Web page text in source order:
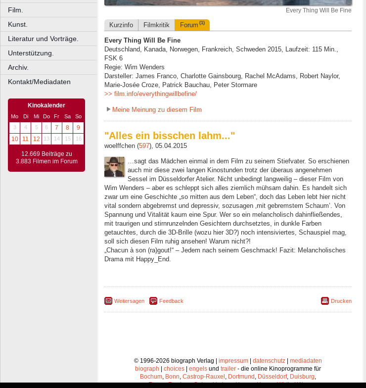
Film.
Kunst.
Literatur und Vorträge.
Unterstützung.
Archiv.
Kontakt/Mediadaten
Kinokalender
Mo Di Mi Do Fr Sa
So
3
4 5 6 7 8
9
10
11 12 13 14 15 16
12.669 Beiträge zu
3.883 Filmen im Forum
Every Thing Will Be Fine
Kurzinfo Filmkritik Forum (1)
Every Thing Will Be Fine
Deutschland, Kanada, Norwegen, Frankreich, Schweden 2015, Laufzeit: 115 Min.,
FSK 6
Regie: Wim Wenders
Darsteller: James Franco, Charlotte Gainsbourg, Rachel McAdams, Robert Naylor,
Marie-Josée Croze, Patrick Bauchau, Peter Stormare
>> film.info/everythingwillbefine/
Meine Meinung zu diesem Film
"Alles ein bisschen lahm..."
woelffchen (597), 05.04.2015
…sagt das Mädchen einmal in dem Film zu seinem Stiefvater. So erschienen
auch mir diese zwei langen Kinostunden trotz der überaus angenehmen
Sessel im Düsseldorfer Atelier. Nicht unbedingt langweilig – dieser Film von
Wim Wenders – aber es schleppt sich alles ziemlich mühsam dahin. Es handelt sich
zwar um eine Geschichte „so mitten aus dem Leben“, doch das Leben lebt hier nicht
vital sondern abgebremst und depressiv, sozusagen ‚mit gebremstem Schaum’. Von
Spannung und Vitalität kaum eine Spur. Wer so ein melancholisch dahinfließendes,
mit traurigen und stirnrunzelnden Gesichtern durchsetztes, in dunkle Farben
getauchtes, durch die 3D-Brille (wozu hier 3D?) noch intensiviertes, Schauspiel mag,
soll sich diesen Film ruhig ansehen! Warum nicht?!
„Chacun à son (ra)gout!“ – Jedem nach seinem Geschmack! Fazit: Melancholisches
Drama mit Happy_End.
Weitersagen Feedback Drucken
© 1996-2026 biograph Verlag | impressum datenschutz
mediadaten
biograph
choices engels und trailer - die online Kinoprogramme für
Bochum, Bonn, Castrop-Rauxel , Dortmund , Düsseldorf, Duisburg,
Essen,Frechen,Gelsenkirchen,Hagen,Herne,Hürth,Köln,